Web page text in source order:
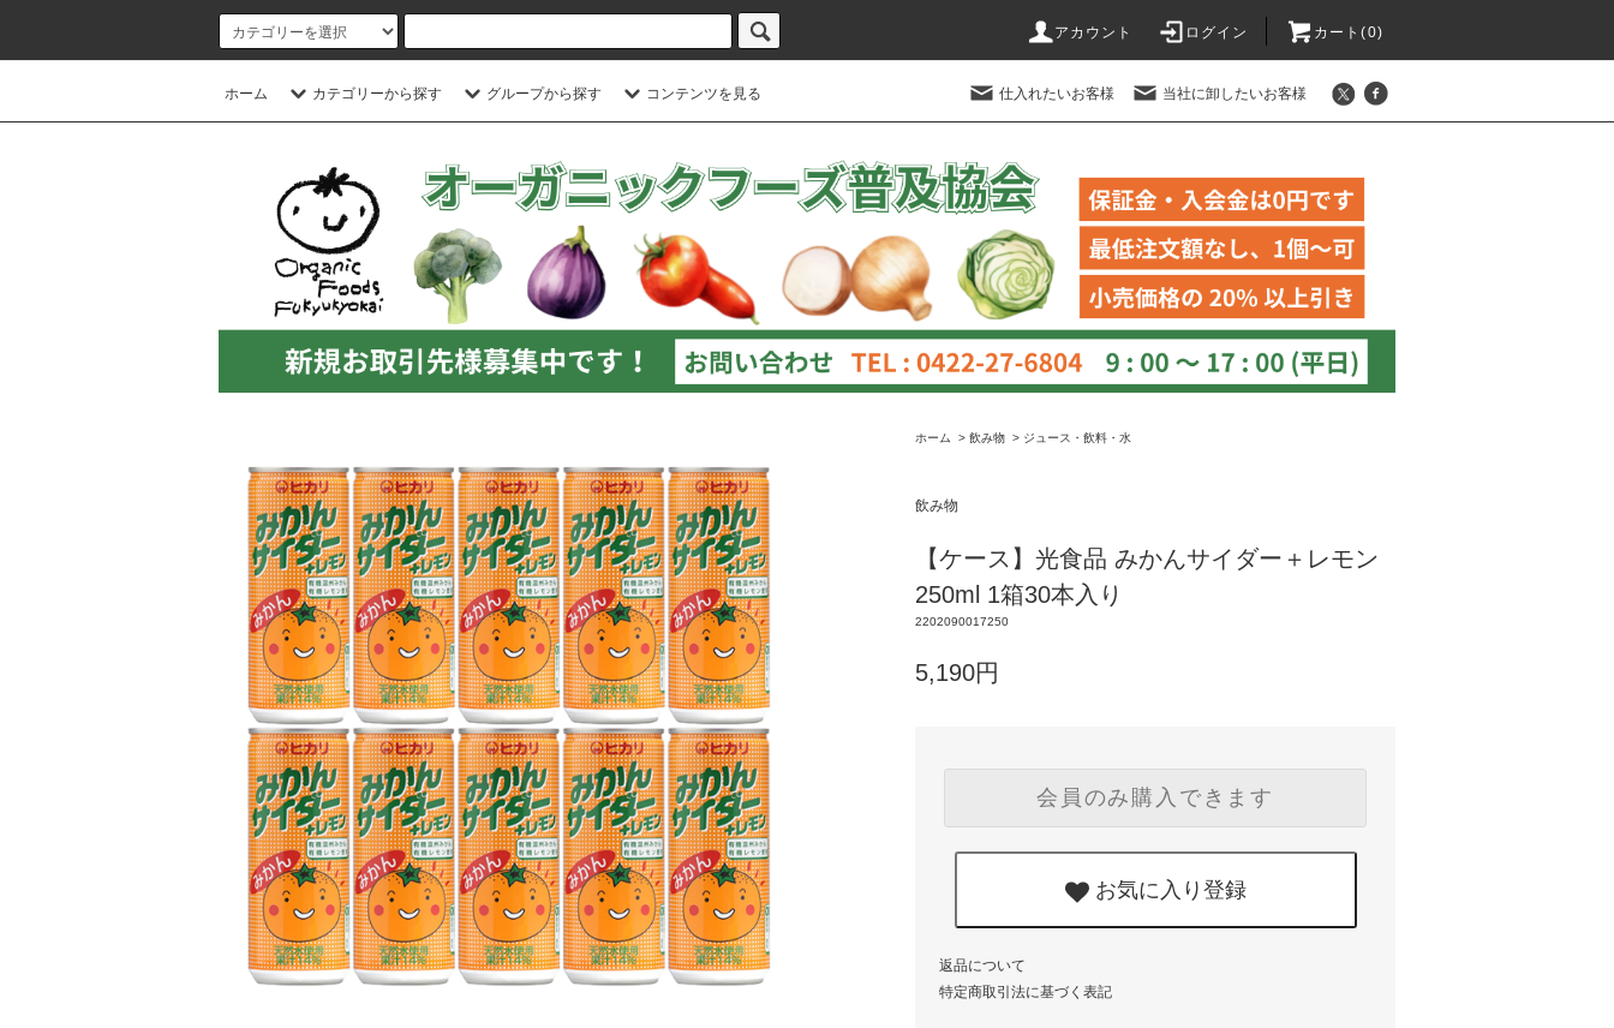
アカウント ログイン カート(0)
ホーム カテゴリーから探す グループから探す コンテンツを見る 仕入れたいお客様 当社に卸したいお客様
ホーム > 飲み物 > ジュース・飲料・水
飲み物
【ケース】光食品 みかんサイダー＋レモン
250ml 1箱30本入り
2202090017250
5,190円
会員のみ購入できます
お気に入り登録
返品について
特定商取引法に基づく表記